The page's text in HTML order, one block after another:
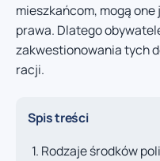
mieszkańcom, mogą
prawa. Dlatego
zakwestionowania tych
racji.
Spis treści
Rodzaje środków